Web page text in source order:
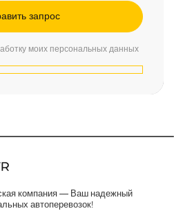
моих персональных данных
компания — Ваш надежный
автоперевозок!